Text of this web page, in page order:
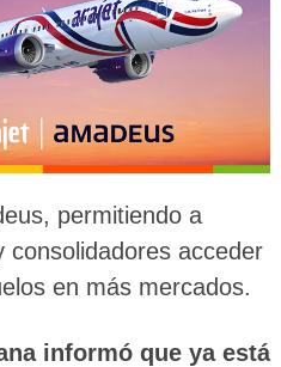
permitiendo a
consolidadores acceder
en más mercados.
informó que ya está